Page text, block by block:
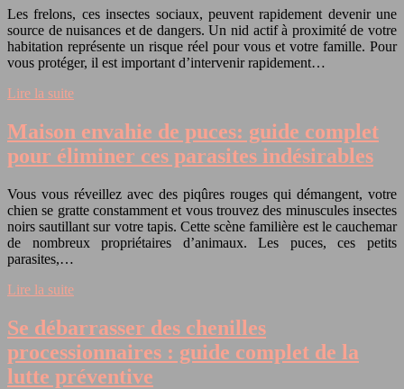
Les frelons, ces insectes sociaux, peuvent rapidement devenir une
source de nuisances et de dangers. Un nid actif à proximité de votre
habitation représente un risque réel pour vous et votre famille. Pour
vous protéger, il est important d’intervenir rapidement…
Lire la suite
Maison envahie de puces: guide complet
pour éliminer ces parasites indésirables
Vous vous réveillez avec des piqûres rouges qui démangent, votre
chien se gratte constamment et vous trouvez des minuscules insectes
noirs sautillant sur votre tapis. Cette scène familière est le cauchemar
de nombreux propriétaires d’animaux. Les puces, ces petits
parasites,…
Lire la suite
Se débarrasser des chenilles
processionnaires : guide complet de la
lutte préventive